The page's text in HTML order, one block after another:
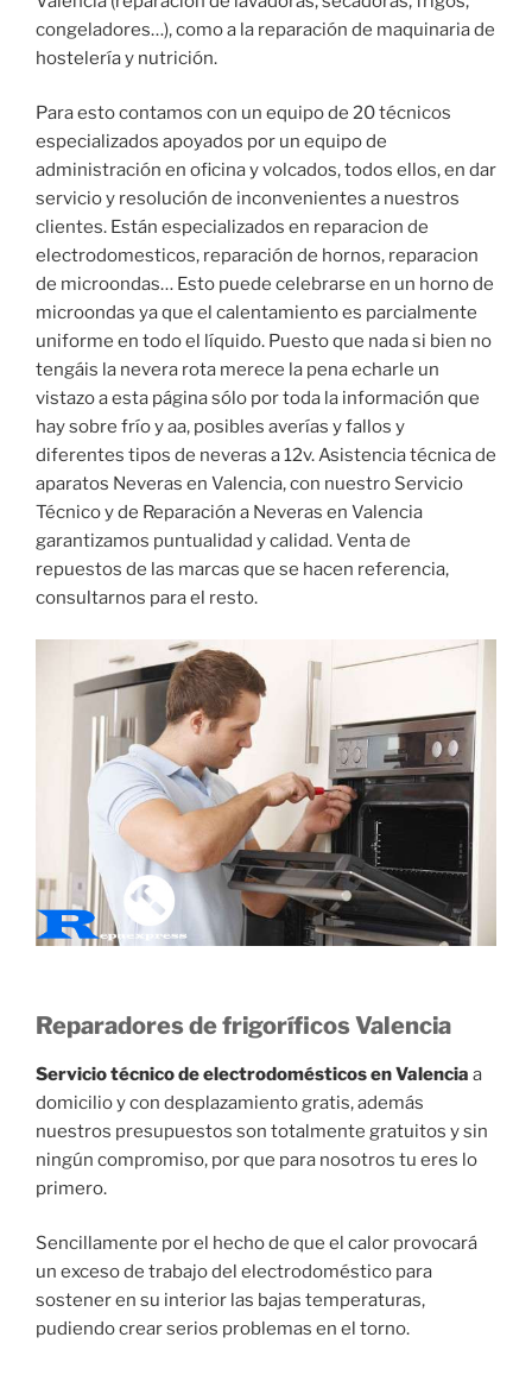
congeladores…), como a la reparación de maquinaria de
hostelería y nutrición.
Para esto contamos con un equipo de 20 técnicos
especializados apoyados por un equipo de
administración en oficina y volcados, todos ellos, en dar
servicio y resolución de inconvenientes a nuestros
clientes. Están especializados en reparacion de
electrodomesticos, reparación de hornos, reparacion
de microondas… Esto puede celebrarse en un horno de
microondas ya que el calentamiento es parcialmente
uniforme en todo el líquido. Puesto que nada si bien no
tengáis la nevera rota merece la pena echarle un
vistazo a esta página sólo por toda la información que
hay sobre frío y aa, posibles averías y fallos y
diferentes tipos de neveras a 12v. Asistencia técnica de
aparatos Neveras en Valencia, con nuestro Servicio
Técnico y de Reparación a Neveras en Valencia
garantizamos puntualidad y calidad. Venta de
repuestos de las marcas que se hacen referencia,
consultarnos para el resto.
Reparadores de frigoríficos Valencia
Servicio técnico de electrodomésticos en Valencia a
domicilio y con desplazamiento gratis, además
nuestros presupuestos son totalmente gratuitos y sin
ningún compromiso, por que para nosotros tu eres lo
primero.
Sencillamente por el hecho de que el calor provocará
un exceso de trabajo del electrodoméstico para
sostener en su interior las bajas temperaturas,
pudiendo crear serios problemas en el torno.